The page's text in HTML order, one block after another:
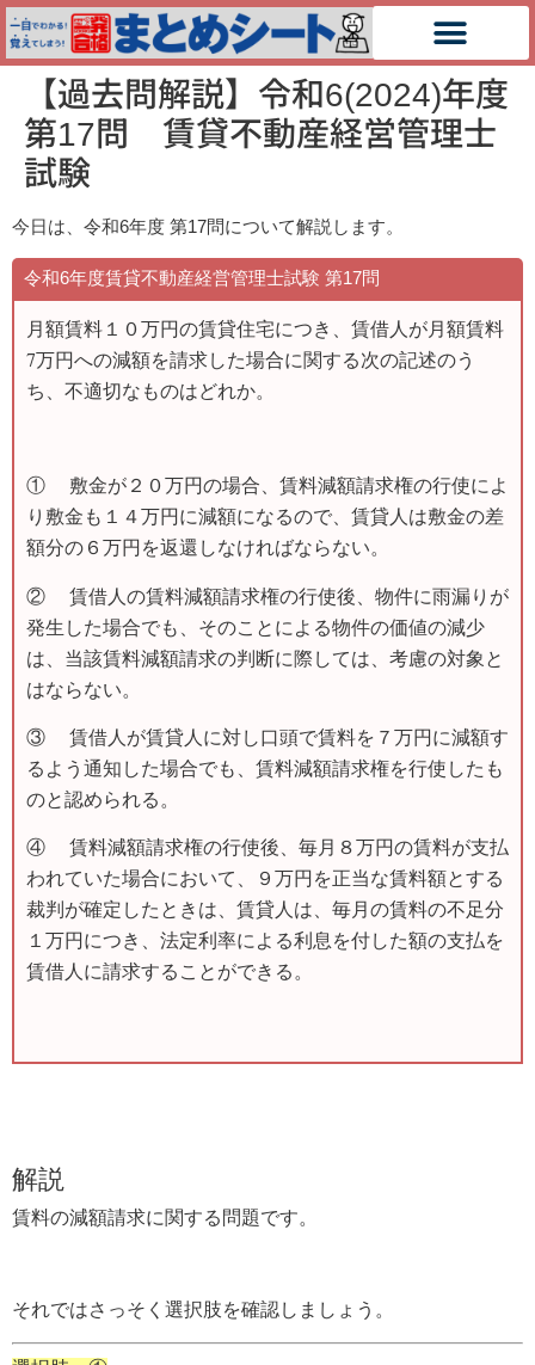
【過去問解説】令和6(2024)年度
第17問 賃貸不動産経営管理士
試験
今日は、令和6年度 第17問について解説します。
令和6年度賃貸不動産経営管理士試験 第17問
月額賃料１０万円の賃貸住宅につき、賃借人が月額賃料
7万円への減額を請求した場合に関する次の記述のう
ち、不適切なものはどれか。
① 敷金が２０万円の場合、賃料減額請求権の行使によ
り敷金も１４万円に減額になるので、賃貸人は敷金の差
額分の６万円を返還しなければならない。
② 賃借人の賃料減額請求権の行使後、物件に雨漏りが
発生した場合でも、そのことによる物件の価値の減少
は、当該賃料減額請求の判断に際しては、考慮の対象と
はならない。
③ 賃借人が賃貸人に対し口頭で賃料を７万円に減額す
るよう通知した場合でも、賃料減額請求権を行使したも
のと認められる。
④ 賃料減額請求権の行使後、毎月８万円の賃料が支払
われていた場合において、９万円を正当な賃料額とする
裁判が確定したときは、賃貸人は、毎月の賃料の不足分
１万円につき、法定利率による利息を付した額の支払を
賃借人に請求することができる。
解説
賃料の減額請求に関する問題です。
それではさっそく選択肢を確認しましょう。